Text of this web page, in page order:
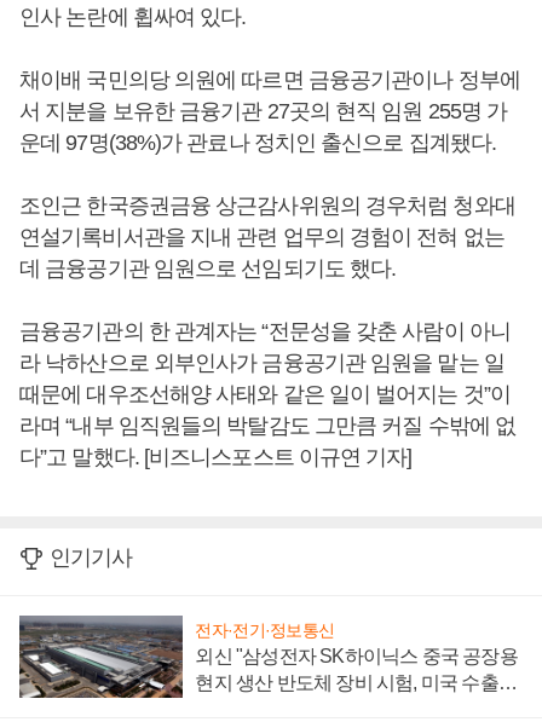
인사 논란에 휩싸여 있다.
채이배 국민의당 의원에 따르면 금융공기관이나 정부에
서 지분을 보유한 금융기관 27곳의 현직 임원 255명 가
운데 97명(38%)가 관료나 정치인 출신으로 집계됐다.
조인근 한국증권금융 상근감사위원의 경우처럼 청와대
연설기록비서관을 지내 관련 업무의 경험이 전혀 없는
데 금융공기관 임원으로 선임되기도 했다.
금융공기관의 한 관계자는 “전문성을 갖춘 사람이 아니
라 낙하산으로 외부인사가 금융공기관 임원을 맡는 일
때문에 대우조선해양 사태와 같은 일이 벌어지는 것”이
라며 “내부 임직원들의 박탈감도 그만큼 커질 수밖에 없
다”고 말했다. [비즈니스포스트 이규연 기자]
인기기사
전자·전기·정보통신
외신 "삼성전자 SK하이닉스 중국 공장용
현지 생산 반도체 장비 시험, 미국 수출통